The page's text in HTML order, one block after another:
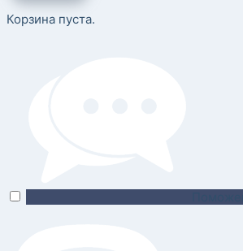
Корзина пуста.